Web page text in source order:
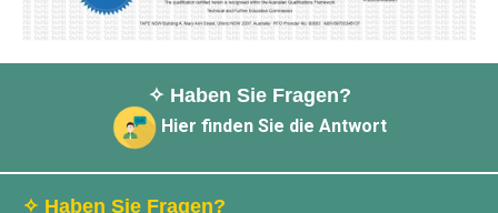
✧ Haben Sie Fragen?
Hier finden Sie die Antwort
✧ Haben Sie Fragen?